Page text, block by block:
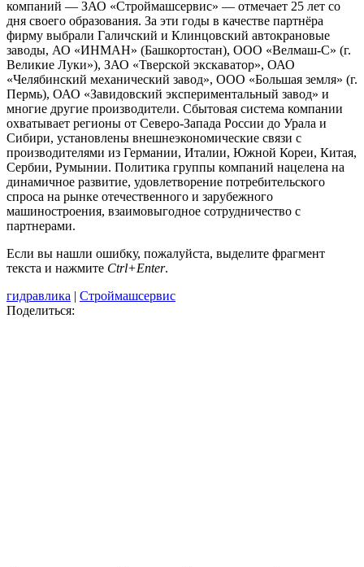
компаний — ЗАО «Строймашсервис» — отмечает 25 лет со
дня своего образования. За эти годы в качестве партнёра
фирму выбрали Галичский и Клинцовский автокрановые
заводы, АО «ИНМАН» (Башкортостан), ООО «Велмаш-С» (г.
Великие Луки»), ЗАО «Тверской экскаватор», ОАО
«Челябинский механический завод», ООО «Большая земля» (г.
Пермь), ОАО «Завидовский экспериментальный завод» и
многие другие производители. Сбытовая система компании
охватывает регионы от Северо-Запада России до Урала и
Сибири, установлены внешнеэкономические связи с
производителями из Германии, Италии, Южной Кореи, Китая,
Сербии, Румынии. Политика группы компаний нацелена на
динамичное развитие, удовлетворение потребительского
спроса на рынке отечественного и зарубежного
машиностроения, взаимовыгодное сотрудничество с
партнерами.
Если вы нашли ошибку, пожалуйста, выделите фрагмент
текста и нажмите Ctrl+Enter.
гидравлика | Строймашсервис
Поделиться: